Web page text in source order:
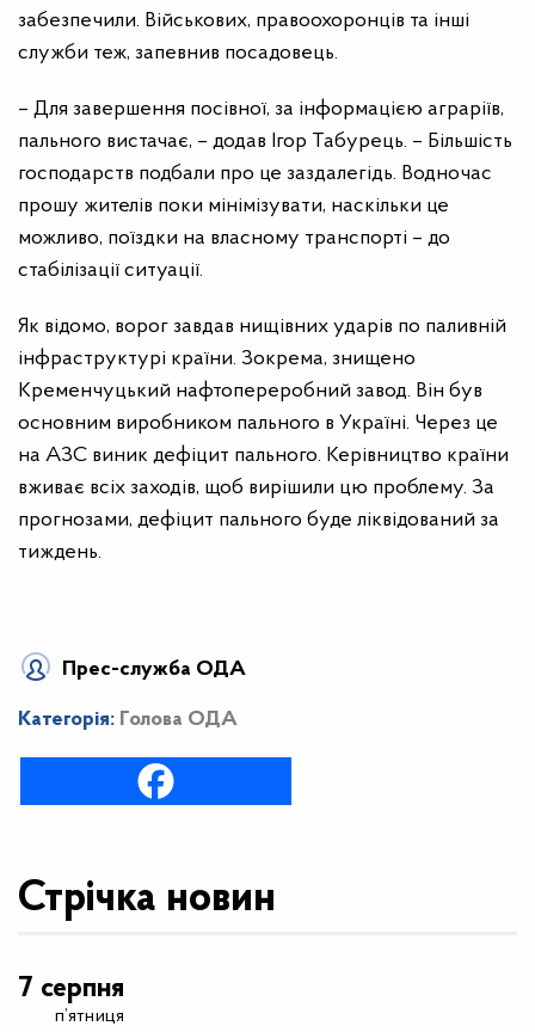
забезпечили. Військових, правоохоронців та інші
служби теж, запевнив посадовець.
– Для завершення посівної, за інформацією аграріїв,
пального вистачає, – додав Ігор Табурець. – Більшість
господарств подбали про це заздалегідь. Водночас
прошу жителів поки мінімізувати, наскільки це
можливо, поїздки на власному транспорті – до
стабілізації ситуації.
Як відомо, ворог завдав нищівних ударів по паливній
інфраструктурі країни. Зокрема, знищено
Кременчуцький нафтопереробний завод. Він був
основним виробником пального в Україні. Через це
на АЗС виник дефіцит пального. Керівництво країни
вживає всіх заходів, щоб вирішили цю проблему. За
прогнозами, дефіцит пального буде ліквідований за
тиждень.
Прес-служба ОДА
Категорія: Голова ОДА
Стрічка новин
7 серпня
п’ятниця